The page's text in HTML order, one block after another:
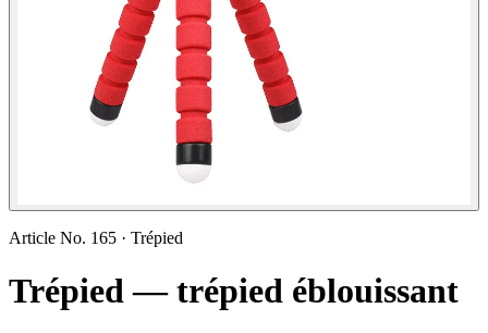
Article No. 165 · Trépied
Trépied — trépied éblouissant